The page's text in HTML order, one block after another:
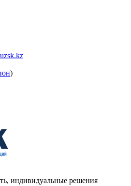
)
индивидуальные решения